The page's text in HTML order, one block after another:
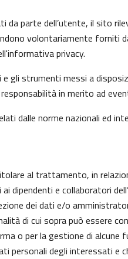
parte dell’utente, il sito
volontariamente forniti
privacy.
gli strumenti messi a
in merito ad
dalle norme nazionali ed
al trattamento, in
dipendenti e collaboratori
dei dati e/o
di cui sopra può essere
o per la gestione di alcune
personali degli interessati e